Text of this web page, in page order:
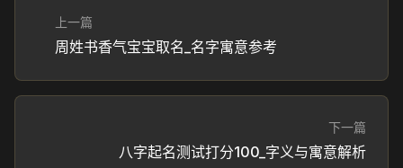
上一篇
周姓书香气宝宝取名_名字寓意参考
下一篇
八字起名测试打分100_字义与寓意解析